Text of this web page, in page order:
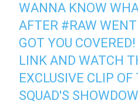
WANNA KNOW
AFTER #RAW
GOT YOU
LINK AND WATCH
EXCLUSIVE CLIP
SQUAD'S